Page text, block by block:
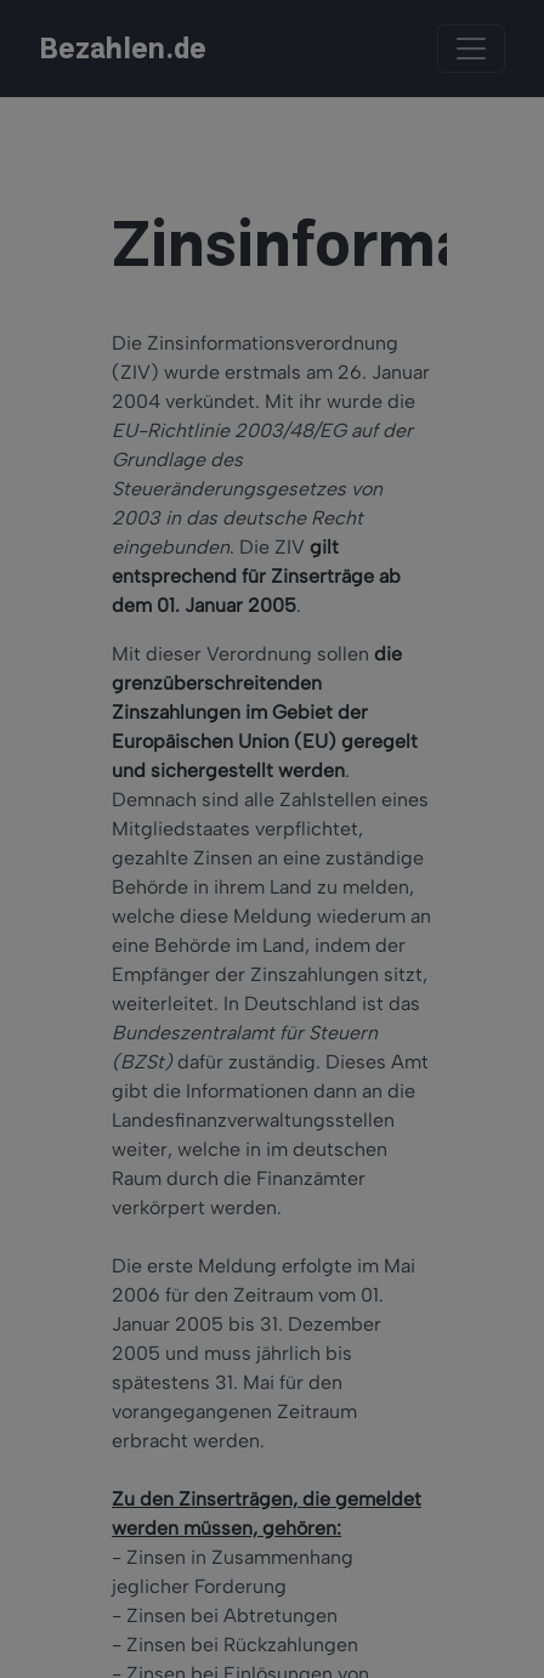
Bezahlen.de
Die Zinsinformationsverordnung
(ZIV) wurde erstmals am 26. Januar
2004 verkündet. Mit ihr wurde die
EU-Richtlinie 2003/48/EG auf der
Grundlage des
Steueränderungsgesetzes von
2003 in das deutsche Recht
eingebunden. Die ZIV gilt
entsprechend für Zinserträge ab
dem 01. Januar 2005.
Mit dieser Verordnung sollen die
grenzüberschreitenden
Zinszahlungen im Gebiet der
Europäischen Union (EU) geregelt
und sichergestellt werden.
Demnach sind alle Zahlstellen eines
Mitgliedstaates verpflichtet,
gezahlte Zinsen an eine zuständige
Behörde in ihrem Land zu melden,
welche diese Meldung wiederum an
eine Behörde im Land, indem der
Empfänger der Zinszahlungen sitzt,
weiterleitet. In Deutschland ist das
Bundeszentralamt für Steuern
(BZSt) dafür zuständig. Dieses Amt
gibt die Informationen dann an die
Landesfinanzverwaltungsstellen
weiter, welche in im deutschen
Raum durch die Finanzämter
verkörpert werden.
Die erste Meldung erfolgte im Mai
2006 für den Zeitraum vom 01.
Januar 2005 bis 31. Dezember
2005 und muss jährlich bis
spätestens 31. Mai für den
vorangegangenen Zeitraum
erbracht werden.
Zu den Zinserträgen, die gemeldet
werden müssen, gehören:
- Zinsen in Zusammenhang
jeglicher Forderung
- Zinsen bei Abtretungen
- Zinsen bei Rückzahlungen